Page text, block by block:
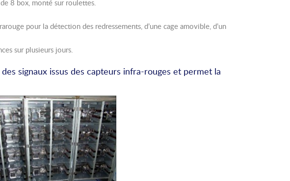
8 box, monté sur roulettes.
pour la détection des redressements, d’une cage amovible, d’un
sur plusieurs jours.
signaux issus des capteurs infra-rouges et permet la